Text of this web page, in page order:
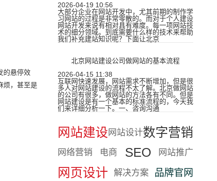
2026-04-19 10:56
大部分企业在网站开发中，尤其前期的制作学
习网站的过程是非常零散的。而对于个人建设
网站开发来说有相对具有难度。每一项网站技
术的细分领域。到底需要什么样的技术来帮助
我们补充建站知识呢？下面让北京
北京网站建设公司做网站的基本流程
2026-04-15 11:38
互联网快速发展，网站需求不断增加，但是很
多人对网站建设的流程不太了解。北京做网站
的公司有很多，做网站的方法各有不同。但是
网站建设是有一个基本的标准流程的，今天我
们来详细分析一下。一、咨询沟通
网站建设 网站设计数字营销
网络营销 电商 SEO 网站推广
网页设计 解决方案 品牌官网
的悬停效
烦，甚至是